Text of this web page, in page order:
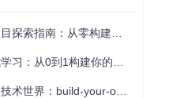
指南：从零构建技术能力体系
从0到1构建你的编程知识体系
：build-your-own-x项目的实践探索指南